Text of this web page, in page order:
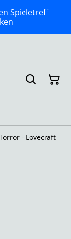
Spieletreff
- Lovecraft